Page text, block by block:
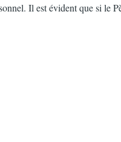
Il est évident que si le